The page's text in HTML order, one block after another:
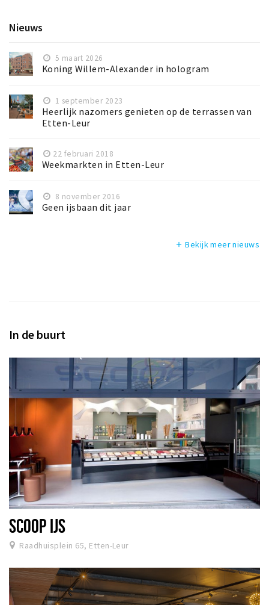
Nieuws
5 maart 2026
Koning Willem-Alexander in hologram
1 september 2023
Heerlijk nazomers genieten op de terrassen van
Etten-Leur
22 februari 2018
Weekmarkten in Etten-Leur
8 november 2016
Geen ijsbaan dit jaar
add Bekijk meer nieuws
In de buurt
SCOOP IJS
Raadhuisplein 65, Etten-Leur